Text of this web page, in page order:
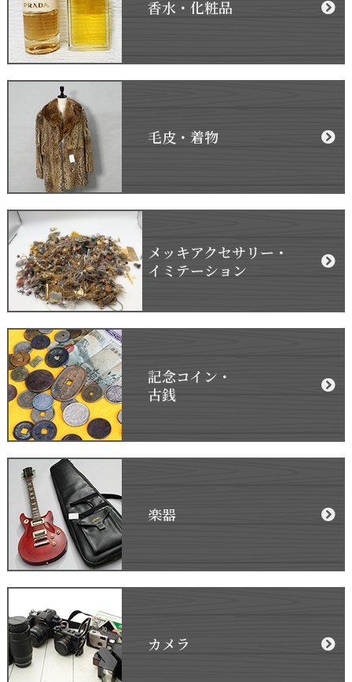
香水・化粧品
毛皮・着物
メッキアクセサリー・
イミテーション
記念コイン・
古銭
楽器
カメラ